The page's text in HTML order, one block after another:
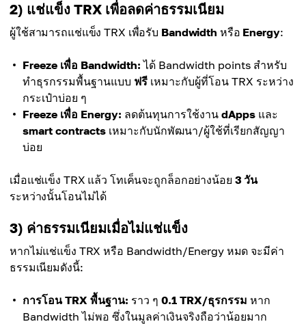
2) แช่แข็ง TRX เพื่อลดค่าธรรมเนียม
ผู้ใช้สามารถแช่แข็ง TRX เพื่อรับ Bandwidth หรือ Energy:
Freeze เพื่อ Bandwidth: ได้ Bandwidth points สำหรับ
ทำธุรกรรมพื้นฐานแบบ ฟรี เหมาะกับผู้ที่โอน TRX ระหว่าง
กระเป๋าบ่อย ๆ
Freeze เพื่อ Energy: ลดต้นทุนการใช้งาน dApps และ
smart contracts เหมาะกับนักพัฒนา/ผู้ใช้ที่เรียกสัญญา
บ่อย
เมื่อแช่แข็ง TRX แล้ว โทเค็นจะถูกล็อกอย่างน้อย 3 วัน
ระหว่างนั้นโอนไม่ได้
3) ค่าธรรมเนียมเมื่อไม่แช่แข็ง
หากไม่แช่แข็ง TRX หรือ Bandwidth/Energy หมด จะมีค่า
ธรรมเนียมดังนี้:
การโอน TRX พื้นฐาน: ราว ๆ 0.1 TRX/ธุรกรรม หาก
Bandwidth ไม่พอ ซึ่งในมูลค่าเงินจริงถือว่าน้อยมาก